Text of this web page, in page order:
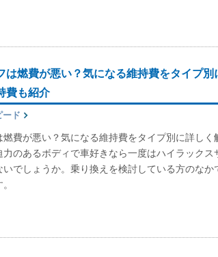
は燃費が悪い？気になる維持費をタイプ別
費も紹介
ード
費が悪い？気になる維持費をタイプ別に詳しく
のあるボディで車好きなら一度はハイラックス
でしょうか。乗り換えを検討している方のなか